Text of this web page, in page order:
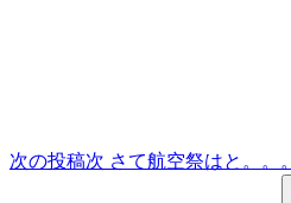
次の投稿次 さて航空祭はと。。。